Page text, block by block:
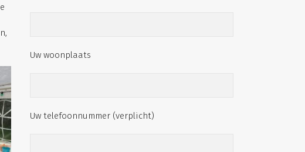
Uw woonplaats
Uw telefoonnummer (verplicht)